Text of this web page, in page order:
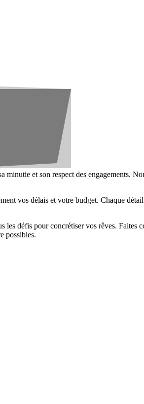
et son respect des engagements.
vos délais et votre budget. Chaque
défis pour concrétiser vos rêves. Faites
possibles.